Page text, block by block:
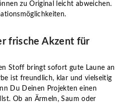
zu Original leicht abweichen.
frische Akzent für
Stoff bringt sofort gute Laune an
ist freundlich, klar und vielseitig
Du Deinen Projekten einen
Ob an Ärmeln, Saum oder